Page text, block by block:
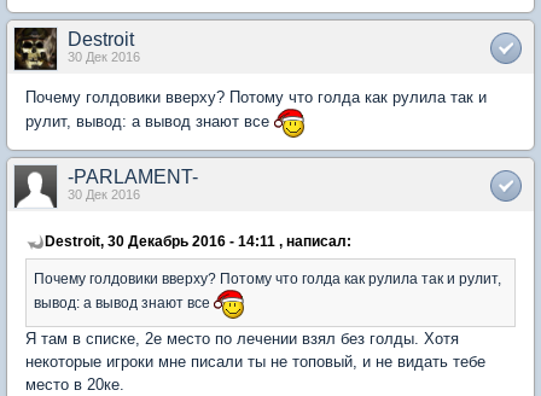
Destroit
30 Дек 2016
Почему голдовики вверху? Потому что голда как рулила так и
рулит, вывод: а вывод знают все
-PARLAMENT-
30 Дек 2016
Destroit, 30 Декабрь 2016 - 14:11 , написал:
Почему голдовики вверху? Потому что голда как рулила так и рулит,
вывод: а вывод знают все
Я там в списке, 2е место по лечении взял без голды. Хотя
некоторые игроки мне писали ты не топовый, и не видать тебе
место в 20ке.